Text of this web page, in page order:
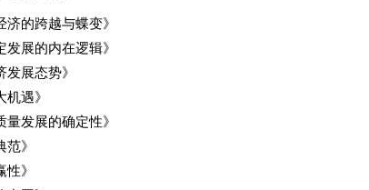
的跨越与蝶变》
展的内在逻辑》
展态势》
遇》
发展的确定性》
》
》